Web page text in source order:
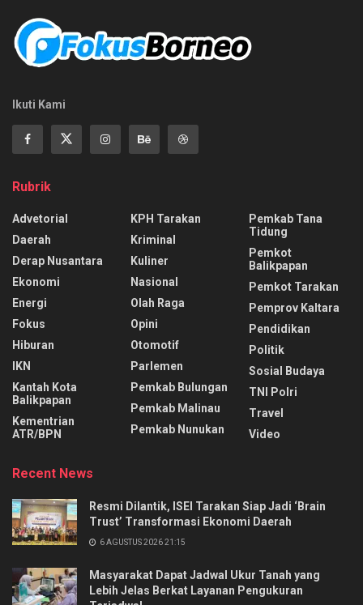
Ikuti Kami
Rubrik
Advetorial
Daerah
Derap Nusantara
Ekonomi
Energi
Fokus
Hiburan
IKN
Kantah Kota
Balikpapan
Kementrian
ATR/BPN
KPH Tarakan
Kriminal
Kuliner
Nasional
Olah Raga
Opini
Otomotif
Parlemen
Pemkab Bulungan
Pemkab Malinau
Pemkab Nunukan
Pemkab Tana
Tidung
Pemkot
Balikpapan
Pemkot Tarakan
Pemprov Kaltara
Pendidikan
Politik
Sosial Budaya
TNI Polri
Travel
Video
Recent News
Resmi Dilantik, ISEI Tarakan Siap Jadi ‘Brain
Trust’ Transformasi Ekonomi Daerah
6 AGUSTUS 2026 21:15
Masyarakat Dapat Jadwal Ukur Tanah yang
Lebih Jelas Berkat Layanan Pengukuran